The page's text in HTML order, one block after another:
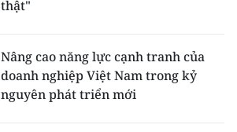
thật"
Nâng cao năng lực cạnh tranh của
doanh nghiệp Việt Nam trong kỷ
nguyên phát triển mới